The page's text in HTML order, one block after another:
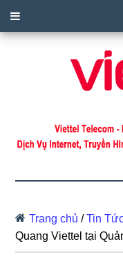
Trang chủ /Tin
Quang Viettel tại